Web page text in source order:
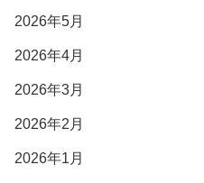
2026年5月
2026年4月
2026年3月
2026年2月
2026年1月